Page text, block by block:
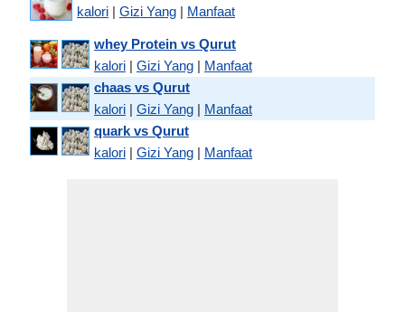
kalori | Gizi Yang | Manfaat
whey Protein vs Qurut
kalori | Gizi Yang | Manfaat
chaas vs Qurut
kalori | Gizi Yang | Manfaat
quark vs Qurut
kalori | Gizi Yang | Manfaat